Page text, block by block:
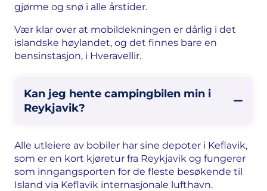
gjørme og snø i alle årstider.
Vær klar over at mobildekningen er dårlig i det
islandske høylandet, og det finnes bare en
bensinstasjon, i Hveravellir.
Kan jeg hente campingbilen min i
Reykjavik?
Alle utleiere av bobiler har sine depoter i Keflavik,
som er en kort kjøretur fra Reykjavik og fungerer
som inngangsporten for de fleste besøkende til
Island via Keflavik internasjonale lufthavn.